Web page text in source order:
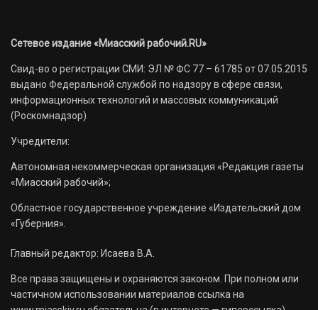
Сетевое издание «Миасский рабочий.RU»
Свид-во о регистрации СМИ: ЭЛ № ФС 77 – 61785 от 07.05.2015
выдано Федеральной службой по надзору в сфере связи,
информационных технологий и массовых коммуникаций
(Роскомнадзор)
Учредители:
Автономная некоммерческая организация «Редакция газеты
«Миасский рабочий»;
Областное государственное учреждение «Издательский дом
«Губерния».
Главный редактор: Исаева В.А.
Все права защищены и охраняются законом. При полном или
частичном использовании материалов ссылка на